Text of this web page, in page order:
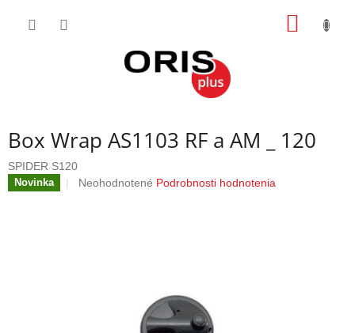
Box Wrap AS1103 RF a AM _ 120
SPIDER S120
Novinka
Priemerné
Neohodnotené Podrobnosti hodnotenia